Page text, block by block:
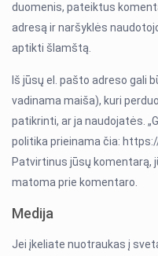
duomenis, pateiktus
adresą ir naršyklės
aptikti šlamštą.
Iš jūsų el. pašto adreso gali
vadinama maiša), kuri
patikrinti, ar ja naudojatės.
politika prieinama čia:
Patvirtinus jūsų komentarą,
matoma prie komentaro.
Medija
Jei įkeliate nuotraukas į